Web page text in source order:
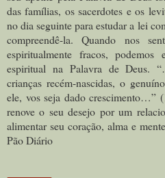
das famílias, os sacerdotes e os
no dia seguinte para estudar a lei
compreendê-la. Quando nos
espiritualmente fracos,
espiritual na Palavra de Deus.
crianças recém-nascidas, o
ele, vos seja dado crescimento…”
renove o seu desejo por um
alimentar seu coração, alma e
Pão Diário